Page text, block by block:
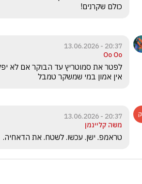
כולם שקרנים!
20:37 - 13.06.2026
Oo Oo
אין אמון במי שמשקר טמבל
20:37 - 13.06.2026
משה קליינמן
טראמפ. ישן. עכשו. לשטח. את הדאחיה.